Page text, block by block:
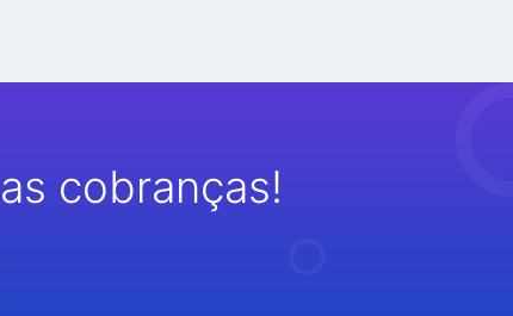
cobranças!